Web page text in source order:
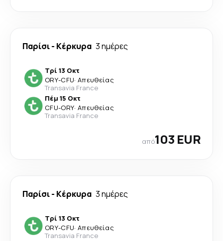
Παρίσι- Κέρκυρα 3 ημέρες
Τρί 13 Οκτ
ORY-CFU· Απευθείας
Transavia France
Πέμ 15 Οκτ
CFU-ORY· Απευθείας
Transavia France
από103 EUR
Παρίσι- Κέρκυρα 3 ημέρες
Τρί 13 Οκτ
ORY-CFU· Απευθείας
Transavia France